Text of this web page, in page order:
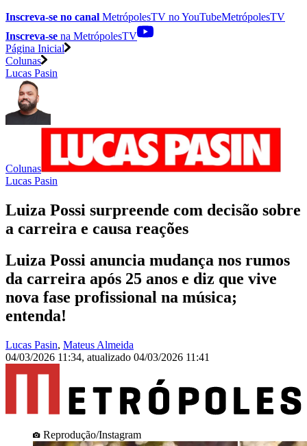
Inscreva-se no canal MetrópolesTV noYouTubeMetrópolesTV
Inscreva-se na MetrópolesTV
Página Inicial
Colunas
Lucas Pasin
Colunas
Lucas Pasin
Luiza Possi surpreende com decisão sobre
a carreira e causa reações
Luiza Possi anuncia mudança nos rumos
da carreira após 25 anos e diz que vive
nova fase profissional na música;
entenda!
Lucas Pasin, Mateus Almeida
04/03/2026 11:34, atualizado 04/03/2026 11:41
Reprodução/Instagram